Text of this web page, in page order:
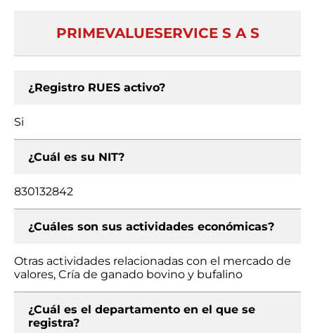
PRIMEVALUESERVICE S A S
¿Registro RUES activo?
Si
¿Cuál es su NIT?
830132842
¿Cuáles son sus actividades económicas?
Otras actividades relacionadas con el mercado de
valores, Cría de ganado bovino y bufalino
¿Cuál es el departamento en el que se
registra?